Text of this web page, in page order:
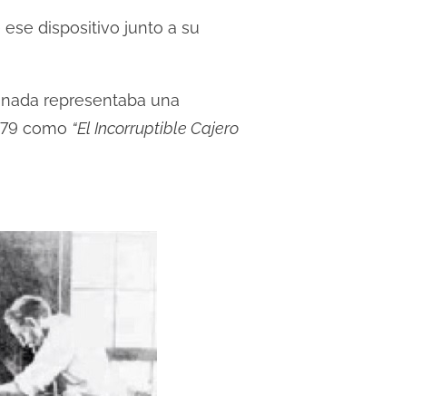
dispositivo junto a su
representaba una
como “El Incorruptible Cajero